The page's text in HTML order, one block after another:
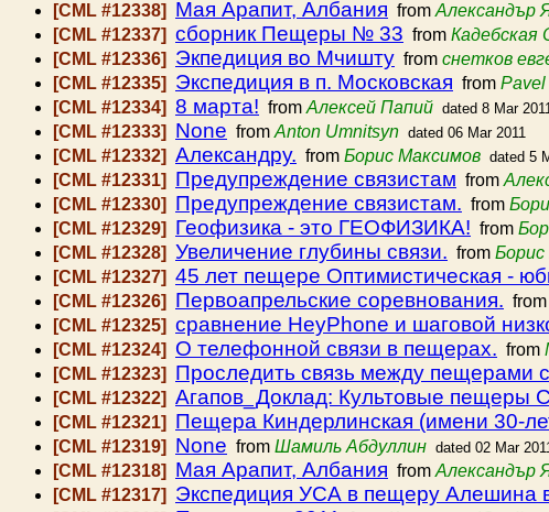
[CML #12338] Мая Арапит, Албания from Александър
[CML #12337] сборник Пещеры № 33 from Кадебская
[CML #12336] Экпедиция во Мчишту from снетков
[CML #12335] Экспедиция в п. Московская from Pavel
[CML #12334] 8 марта! from Алексей Папий dated 8 Mar
[CML #12333] None from Anton Umnitsyn dated 06 Mar 2011
[CML #12332] Александру. from Борис Максимов dated 5
[CML #12331] Предупреждение связистам from
[CML #12330] Предупреждение связистам. from
[CML #12329] Геофизика - это ГЕОФИЗИКА! from
[CML #12328] Увеличение глубины связи. from
[CML #12327] 45 лет пещере Оптимистическая -
[CML #12326] Первоапрельские соревнования. from
[CML #12325] сравнение HeyPhone и шаговой
[CML #12324] О телефонной связи в пещерах. from
[CML #12323] Проследить связь между пещерами
[CML #12322] Агапов_Доклад: Культовые пещеры
[CML #12321] Пещера Киндерлинская (имени 30-
[CML #12319] None from Шамиль Абдуллин dated 02 Mar
[CML #12318] Мая Арапит, Албания from Александър
[CML #12317] Экспедиция УСА в пещеру Алешина